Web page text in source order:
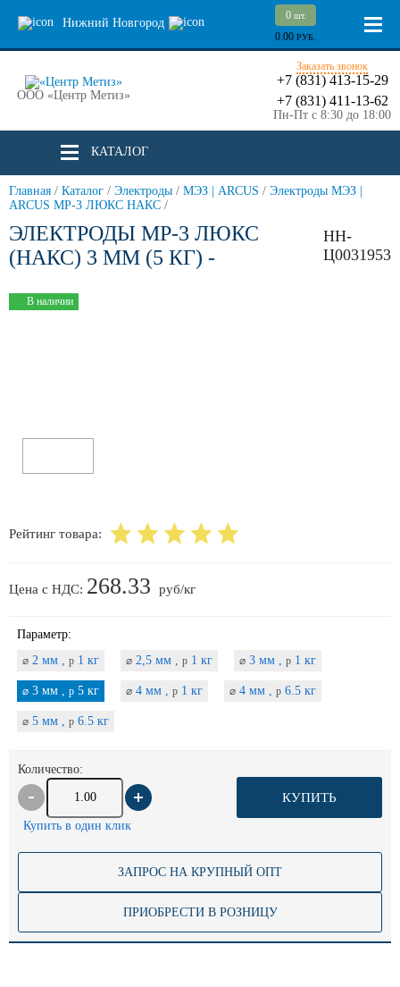
Нижний Новгород
0 шт.
0.00 РУБ.
ООО «Центр Метиз»
Заказать звонок
+7 (831) 413-15-29
+7 (831) 411-13-62
Пн-Пт с 8:30 до 18:00
КАТАЛОГ
Главная / Каталог / Электроды / МЭЗ | ARCUS / Электроды МЭЗ |
ARCUS МР-3 ЛЮКС НАКС /
ЭЛЕКТРОДЫ МР-3 ЛЮКС
(НАКС) 3 ММ (5 КГ) -
НН-
Ц0031953
В наличии
Рейтинг товара:
Цена с НДС: 268.33 руб/кг
Параметр:
⌀ 2 мм , p 1 кг ⌀ 2,5 мм , p 1 кг ⌀ 3 мм , p 1 кг
⌀ 3 мм , p 5 кг ⌀ 4 мм , p 1 кг ⌀ 4 мм , p 6.5 кг
⌀ 5 мм , p 6.5 кг
Количество:
КУПИТЬ
Купить в один клик
ЗАПРОС НА КРУПНЫЙ ОПТ
ПРИОБРЕСТИ В РОЗНИЦУ